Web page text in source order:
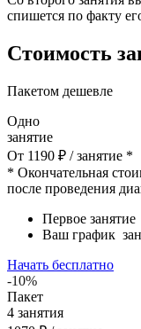
спишется по факту
Стоимость
Пакетом дешевле
Одно
занятие
От 1190 ₽ / занятие *
* Окончательная
после проведения
Первое занятие
Ваш график
Начать бесплатно
-10%
Пакет
4 занятия